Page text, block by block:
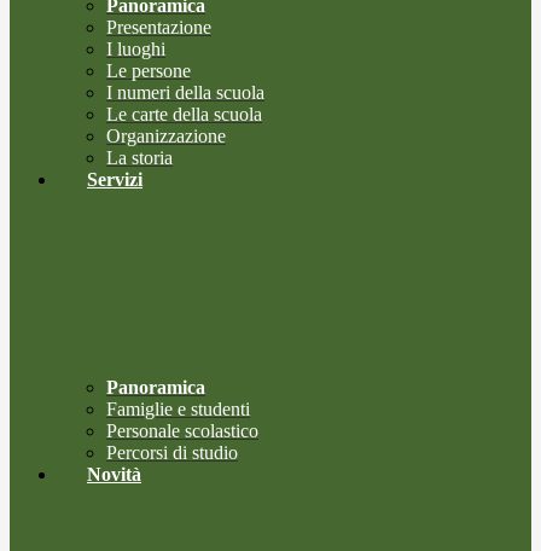
Panoramica
Presentazione
I luoghi
Le persone
I numeri della scuola
Le carte della scuola
Organizzazione
La storia
Servizi
Panoramica
Famiglie e studenti
Personale scolastico
Percorsi di studio
Novità